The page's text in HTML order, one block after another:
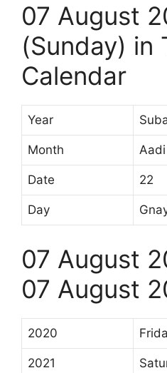
07 August
(Sunday) in
Calendar
Year
Month
Date 22
Day
07 August
07 August
2020
2021